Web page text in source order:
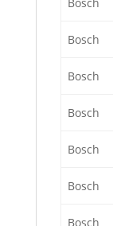
Bosch
Bosch
Bosch
Bosch
Bosch
Bosch